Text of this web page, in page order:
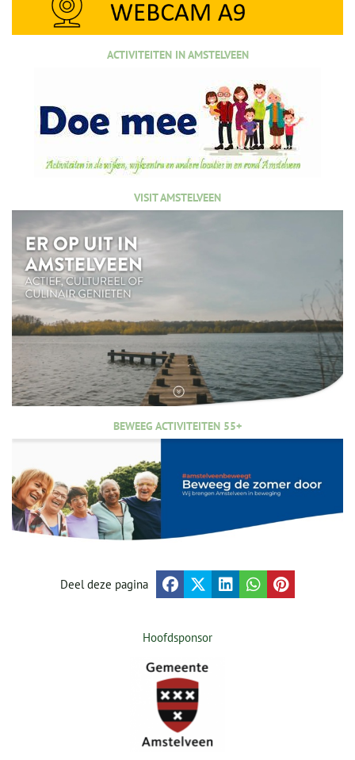
ACTIVITEITEN IN AMSTELVEEN
VISIT AMSTELVEEN
BEWEEG ACTIVITEITEN 55+
Deel deze pagina
Hoofdsponsor